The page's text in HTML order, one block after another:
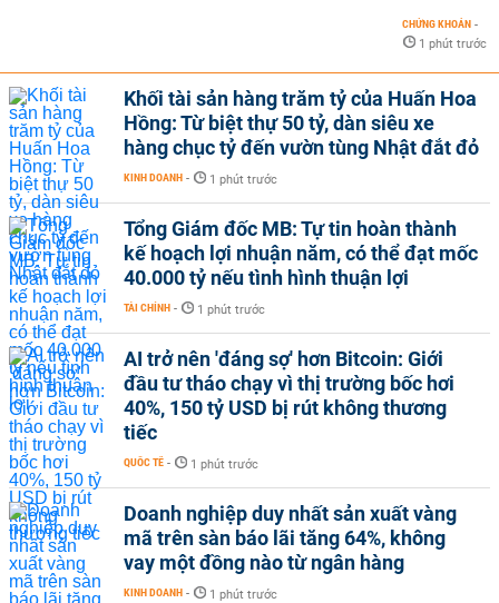
CHỨNG KHOÁN -
1 phút trước
Khối tài sản hàng trăm tỷ của Huấn Hoa
Hồng: Từ biệt thự 50 tỷ, dàn siêu xe
hàng chục tỷ đến vườn tùng Nhật đắt đỏ
KINH DOANH - 1 phút trước
Tổng Giám đốc MB: Tự tin hoàn thành
kế hoạch lợi nhuận năm, có thể đạt mốc
40.000 tỷ nếu tình hình thuận lợi
TÀI CHÍNH - 1 phút trước
AI trở nên 'đáng sợ' hơn Bitcoin: Giới
đầu tư tháo chạy vì thị trường bốc hơi
40%, 150 tỷ USD bị rút không thương
tiếc
QUỐC TẾ - 1 phút trước
Doanh nghiệp duy nhất sản xuất vàng
mã trên sàn báo lãi tăng 64%, không
vay một đồng nào từ ngân hàng
KINH DOANH - 1 phút trước